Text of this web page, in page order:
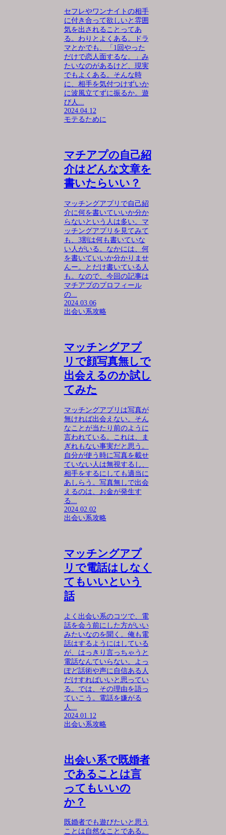
セフレやワンナイトの相手
に付き合って欲しいと雰囲
気を出されることってあ
る。わりとよくある。ドラ
マとかでも、「1回やった
だけで恋人面するな。」み
たいなのがあるけど、現実
でもよくある。そんな時
に、相手を気付つけずいか
に波風立てずに振るか。遊
び人...
2024.04.12
モテるために
マチアプの自己紹
介はどんな文章を
書いたらいい？
マッチングアプリで自己紹
介に何を書いていいか分か
らないという人は多い。マ
ッチングアプリを見てみて
も、3割は何も書いていな
い人がいる。なかには、何
を書いていいか分かりませ
んー。とだけ書いている人
も。なので、今回の記事は
マチアプのプロフィール
の...
2024.03.06
出会い系攻略
マッチングアプ
リで顔写真無しで
出会えるのか試し
てみた
マッチングアプリは写真が
無ければ出会えない。そん
なことが当たり前のように
言われている。これは、ま
ぎれもない事実だと思う。
自分が使う時に写真を載せ
ていない人は無視するし、
相手をするにしても適当に
あしらう。写真無しで出会
えるのは、お金が発生す
る...
2024.02.02
出会い系攻略
マッチングアプ
リで電話はしなく
てもいいという
話
よく出会い系のコツで、電
話を会う前にした方がいい
みたいなのを聞く。俺も電
話はするようにはしている
が、はっきり言っちゃうと
電話なんていらない。よっ
ぽど話術や声に自信ある人
だけすればいいと思ってい
る。では、その理由を語っ
ていこう。電話を嫌がる
人...
2024.01.12
出会い系攻略
出会い系で既婚者
であることは言
ってもいいの
か？
既婚者でも遊びたいと思う
ことは自然なことである。